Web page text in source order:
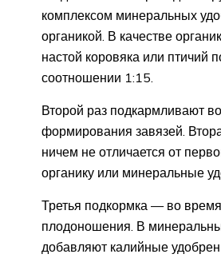
комплексом минеральных
органикой. В качестве
настой коровяка или птичий
соотношении 1:15.
Второй раз подкармливают
формирования завязей.
ничем не отличается от
органику или минеральные
Третья подкормка — во время
плодоношения. В
добавляют калийные